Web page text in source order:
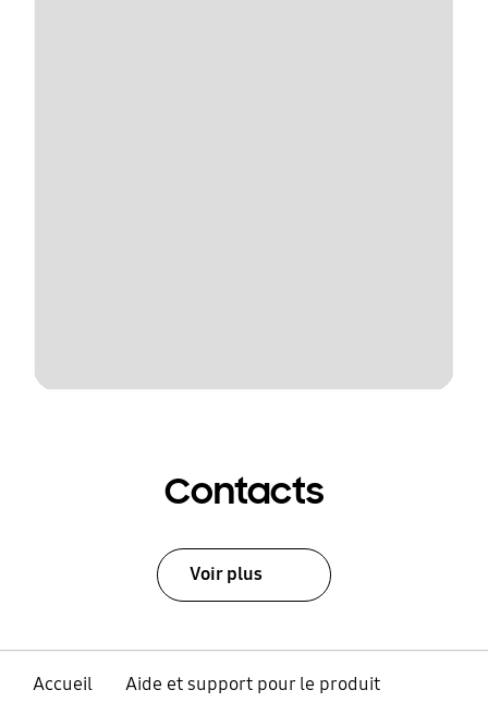
Contacts
Voir plus
Accueil
Aide et support pour le produit